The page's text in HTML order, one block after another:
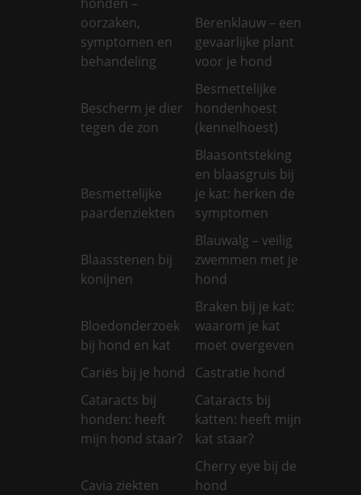
oorzaken,
symptomen en
behandeling
Berenklauw – een
gevaarlijke plant
voor je hond
Bescherm je dier
tegen de zon
Besmettelijke
hondenhoest
(kennelhoest)
Besmettelijke
paardenziekten
Blaasontsteking
en blaasgruis bij
je kat: herken de
symptomen
Blaasstenen bij
konijnen
Blauwalg – veilig
zwemmen met je
hond
Bloedonderzoek
bij hond en kat
Braken bij je kat:
waarom je kat
moet overgeven
Cariës bij je hond
Castratie hond
Cataracts bij
honden: heeft
mijn hond staar?
Cataracts bij
katten: heeft mijn
kat staar?
Cavia ziekten
Cherry eye bij de
hond